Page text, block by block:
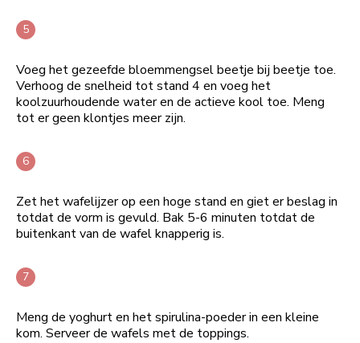
Voeg het gezeefde bloemmengsel beetje bij beetje toe.
Verhoog de snelheid tot stand 4 en voeg het
koolzuurhoudende water en de actieve kool toe. Meng
tot er geen klontjes meer zijn.
Zet het wafelijzer op een hoge stand en giet er beslag in
totdat de vorm is gevuld. Bak 5-6 minuten totdat de
buitenkant van de wafel knapperig is.
Meng de yoghurt en het spirulina-poeder in een kleine
kom. Serveer de wafels met de toppings.